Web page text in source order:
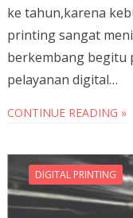
ke tahun,karena
printing sangat
berkembang begitu
pelayanan digital…
CONTINUE READING »
DIGITAL PRINTING